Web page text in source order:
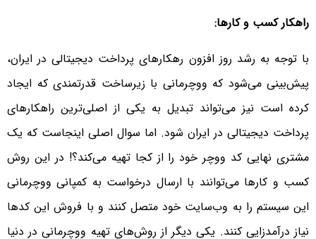
راهکار کسب و کارها:
با توجه به رشد روز افزون رهکارهای پرداخت دیجیتالی در ایران،
پیش‌بینی‌ می‌شود که ووچرمانی با زیرساخت قدرتمندی که ایجاد
کرده است نیز می‌تواند تبدیل به یکی‌ از اصلی‌ترین راهکارهای
پرداخت دیجیتالی در ایران شود. اما سوال اصلی‌ اینجاست که یک
مشتری نهایی کد ووچر خود را از کجا تهیه می‌کند؟! در این روش
کسب و کارها می‌توانند با ارسال درخواست به کمپانی ووچرمانی
این سیستم را به وب‌سایت خود متصل کنند و با فروش این کدها
نیاز درآمدزایی کنند. یکی‌ دیگر از روش‌های تهیه ووچرمانی در دنیا